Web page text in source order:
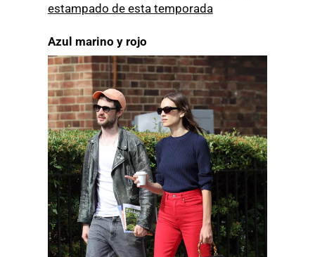
estampado de esta temporada
Azul marino y rojo